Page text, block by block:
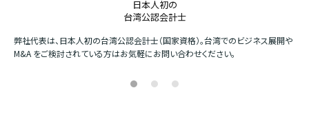
日本人初の
台湾公認会計士
弊社代表は、日本人初の台湾公認会計士（国家資格）。台湾でのビジネス展開や
M&A をご検討されている方はお気軽にお問い合わせください。